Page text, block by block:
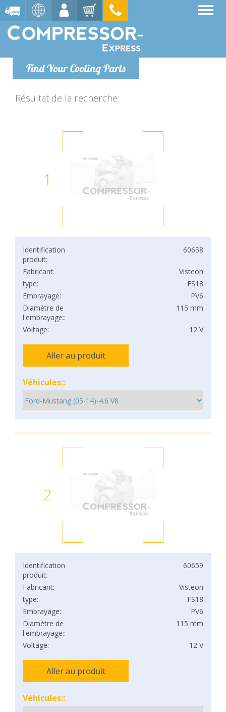
Find Your Cooling Parts
Résultat de la recherche:
1
Identification
produit:
60658
Fabricant:
Visteon
type:
FS18
Embrayage:
PV6
Diamètre de
l'embrayage::
115 mm
Voltage: 12 V
Aller au produit
Véhicules::
2
Identification
produit:
60659
Fabricant:
Visteon
type:
FS18
Embrayage:
PV6
Diamètre de
l'embrayage::
115 mm
Voltage: 12 V
Aller au produit
Véhicules::